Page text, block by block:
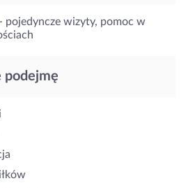
pojedyncze wizyty, pomoc w
podejmę